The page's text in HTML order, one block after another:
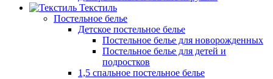
Текстиль
Постельное белье
Детское постельное белье
Постельное белье для новорожденных
Постельное белье для детей и
подростков
1,5 спальное постельное белье